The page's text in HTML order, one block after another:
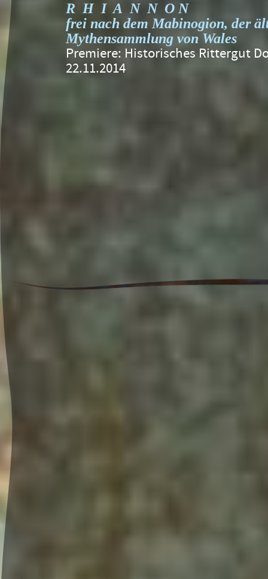
R H I A N N O N
frei nach dem Mabinogion, der
Mythensammlung von Wales
Premiere: Historisches Rittergut
22.11.2014